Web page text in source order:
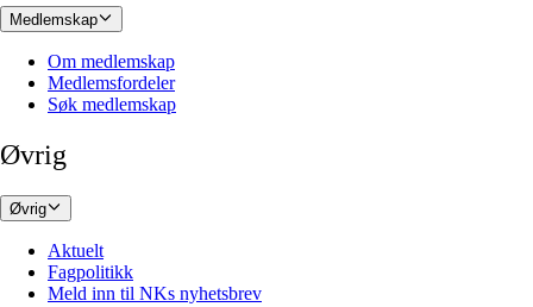
Medlemskap
Om medlemskap
Medlemsfordeler
Søk medlemskap
Øvrig
Øvrig
Aktuelt
Fagpolitikk
Meld inn til NKs nyhetsbrev